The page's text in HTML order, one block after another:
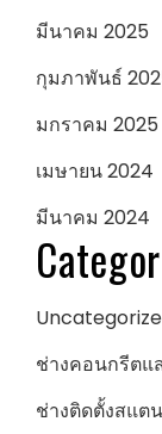
มีนาคม 2025
กุมภาพันธ์
มกราคม 2025
เมษายน 2024
มีนาคม 2024
ช่างคอนกรีตแ
ช่างติดตั้งสแต